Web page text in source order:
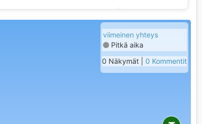
viimeinen yhteys
Pitkä aika
0 Näkymät | 0 Kommentit